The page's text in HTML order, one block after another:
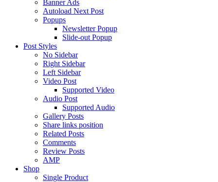
Banner Ads
Autoload Next Post
Popups
Newsletter Popup
Slide-out Popup
Post Styles
No Sidebar
Right Sidebar
Left Sidebar
Video Post
Supported Video
Audio Post
Supported Audio
Gallery Posts
Share links position
Related Posts
Comments
Review Posts
AMP
Shop
Single Product